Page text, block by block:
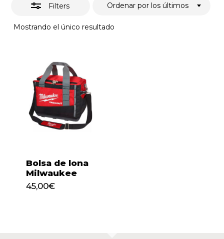
Filters
Mostrando el único resultado
Ordenar por los últimos
Bolsa de lona
Milwaukee
45,00€
45,00€